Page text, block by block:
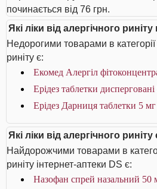
починається від 76 грн.
Які ліки від алергічного
Недорогими товарами в категорії
риніту є:
Екомед Алергіл
Ерідез таблетки
Ерідез Дарниця таблетки 5
Які ліки від алергічного
Найдорожчими товарами в
риніту інтернет-аптеки DS є:
Назофан спрей назальний 50